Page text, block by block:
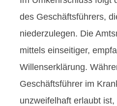
des Geschäftsführers,
niederzulegen. Die
mittels einseitiger,
Willenserklärung.
Geschäftsführer im
unzweifelhaft erlaubt ist,